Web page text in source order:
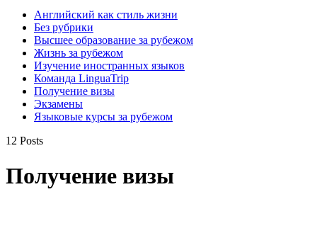
Английский как стиль жизни
Без рубрики
Высшее образование за рубежом
Жизнь за рубежом
Изучение иностранных языков
Команда LinguaTrip
Получение визы
Экзамены
Языковые курсы за рубежом
12 Posts
Получение визы